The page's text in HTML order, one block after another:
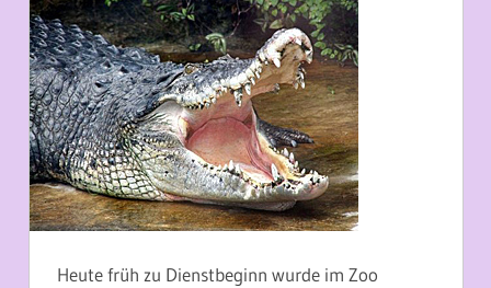
Heute früh zu Dienstbeginn wurde im Zoo